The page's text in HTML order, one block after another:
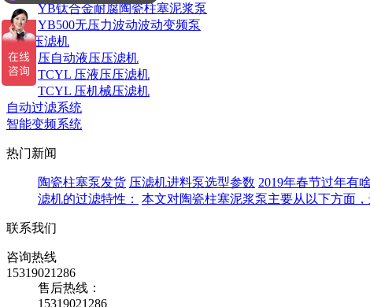
YB钛合金耐腐陶瓷柱塞泥浆泵
YB500无压力波动波动变频泵
高压压滤机
压自动液压压滤机
TCYL 压液压压滤机
TCYL 压机械压滤机
自动过滤系统
智能变频系统
热门新闻
陶瓷柱塞泵发货 压滤机进料泵选型参数 2019年春节过年有
滤机的过滤特性：
本文对陶瓷柱塞泥浆泵主要从以下方面
联系我们
咨询热线
15319021286
售后热线：
15319021286